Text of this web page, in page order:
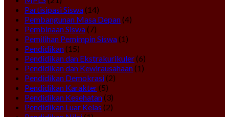
Partisipasi Siswa(14)
Pembangunan Masa Depan(4)
Pembinaan Siswa(7)
Pemilihan Pemimpin Siswa(1)
Pendidikan(15)
Pendidikan dan Ekstrakurikuler(6)
Pendidikan dan Kewirausahaan(1)
Pendidikan Demokrasi(2)
Pendidikan Karakter(5)
Pendidikan Kesehatan(3)
Pendidikan Luar Kelas (2)